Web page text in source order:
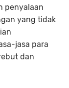
penyalaan
yang tidak
jasa para
dan